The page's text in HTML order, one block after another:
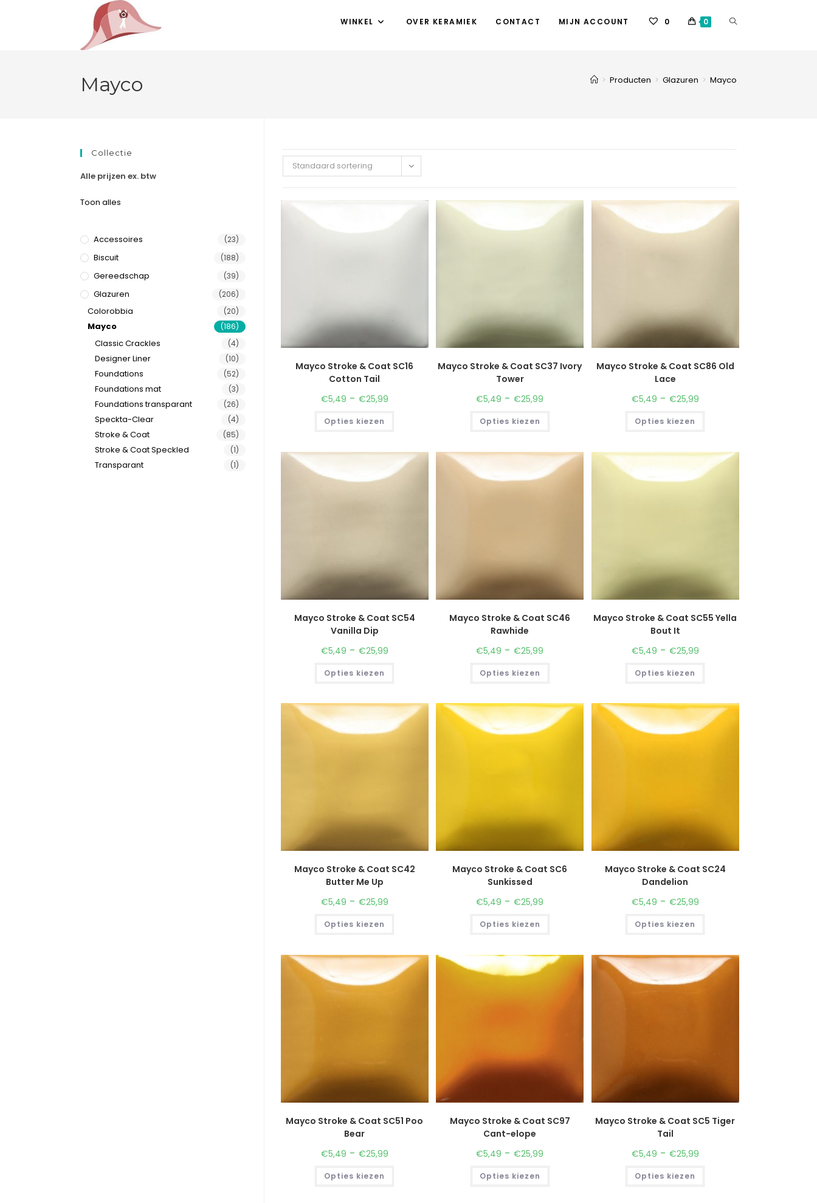
WINKEL OVER KERAMIEK CONTACT MIJN ACCOUNT 0 0
Mayco > Producten > Glazuren > Mayco
Standaard sortering
Mayco Stroke & Coat SC16
Cotton Tail
€5,49 - €25,99
Opties kiezen
Mayco Stroke & Coat SC37 Ivory
Tower
€5,49 - €25,99
Opties kiezen
Mayco Stroke & Coat SC86 Old
Lace
€5,49 - €25,99
Opties kiezen
Mayco Stroke & Coat SC54
Vanilla Dip
€5,49 - €25,99
Opties kiezen
Mayco Stroke & Coat SC46
Rawhide
€5,49 - €25,99
Opties kiezen
Mayco Stroke & Coat SC55 Yella
Bout It
€5,49 - €25,99
Opties kiezen
Mayco Stroke & Coat SC42
Butter Me Up
€5,49 - €25,99
Opties kiezen
Mayco Stroke & Coat SC6
Sunkissed
€5,49 - €25,99
Opties kiezen
Mayco Stroke & Coat SC24
Dandelion
€5,49 - €25,99
Opties kiezen
Mayco Stroke & Coat SC51 Poo
Bear
€5,49 - €25,99
Opties kiezen
Mayco Stroke & Coat SC97
Cant-elope
€5,49 - €25,99
Opties kiezen
Mayco Stroke & Coat SC5 Tiger
Tail
€5,49 - €25,99
Opties kiezen
Collectie
Alle prijzen ex. btw
Toon alles
Accessoires (23)
Biscuit (188)
Gereedschap (39)
Glazuren (206)
Colorobbia (20)
Mayco (186)
Classic Crackles (4)
Designer Liner (10)
Foundations (52)
Foundations mat (3)
Foundations transparant (26)
Speckta-Clear (4)
Stroke & Coat (85)
Stroke & Coat Speckled (1)
Transparant (1)